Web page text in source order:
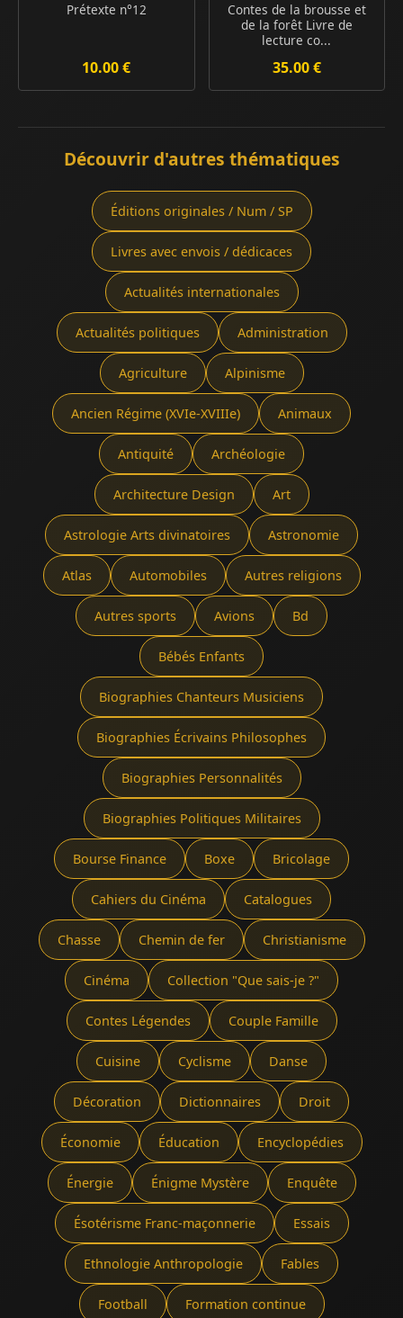
Prétexte n°12
10.00 €
Contes de la brousse et
de la forêt Livre de
lecture co...
35.00 €
Découvrir d'autres thématiques
Éditions originales / Num / SP
Livres avec envois / dédicaces
Actualités internationales
Actualités politiques Administration
Agriculture Alpinisme
Ancien Régime (XVIe-XVIIIe) Animaux
Antiquité Archéologie
Architecture Design Art
Astrologie Arts divinatoires Astronomie
Atlas Automobiles Autres religions
Autres sports Avions Bd
Bébés Enfants
Biographies Chanteurs Musiciens
Biographies Écrivains Philosophes
Biographies Personnalités
Biographies Politiques Militaires
Bourse Finance Boxe Bricolage
Cahiers du Cinéma Catalogues
Chasse Chemin de fer Christianisme
Cinéma Collection "Que sais-je ?"
Contes Légendes Couple Famille
Cuisine Cyclisme Danse
Décoration Dictionnaires Droit
Économie Éducation Encyclopédies
Énergie Énigme Mystère Enquête
Ésotérisme Franc-maçonnerie Essais
Ethnologie Anthropologie Fables
Football Formation continue